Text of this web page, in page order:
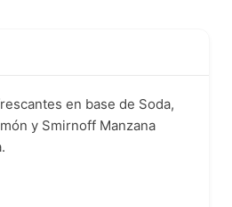
en base de Soda,
y Smirnoff Manzana